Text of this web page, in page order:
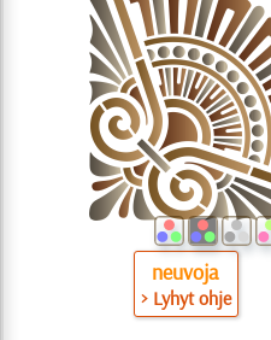
neuvoja
> Lyhyt ohje